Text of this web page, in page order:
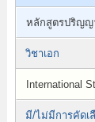
หลักสูตรปริญญ
วิชาเอก
International
มี/ไม่มีการคัดเ